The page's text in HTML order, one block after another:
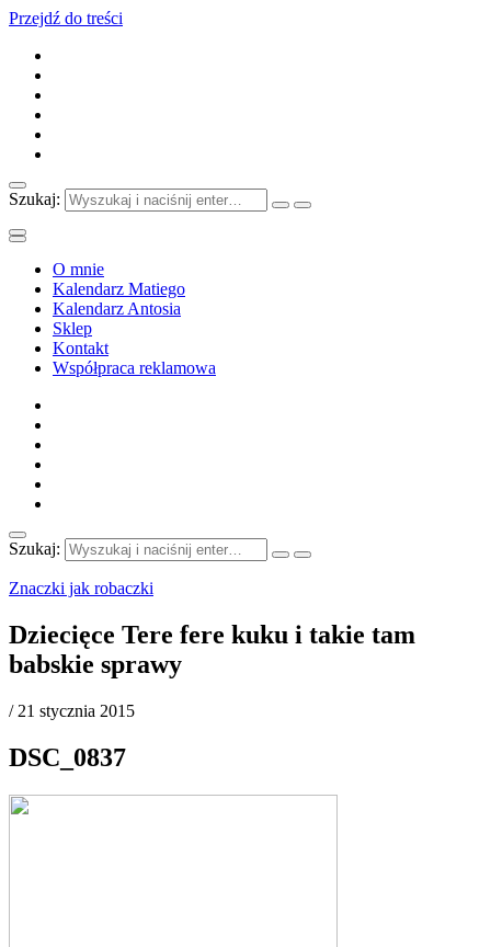
Przejdź do treści
Szukaj:
O mnie
Kalendarz Matiego
Kalendarz Antosia
Sklep
Kontakt
Współpraca reklamowa
Szukaj:
Znaczki jak robaczki
Dziecięce Tere fere kuku i takie tam
babskie sprawy
/ 21 stycznia 2015
DSC_0837